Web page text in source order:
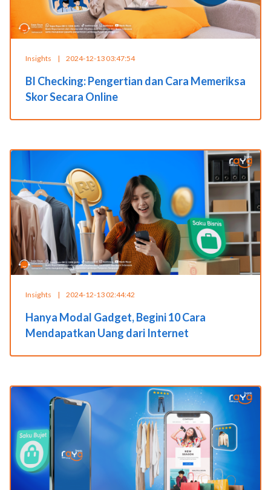
Insights | 2024-12-13 03:47:54
BI Checking: Pengertian dan Cara Memeriksa
Skor Secara Online
Insights | 2024-12-13 02:44:42
Hanya Modal Gadget, Begini 10 Cara
Mendapatkan Uang dari Internet